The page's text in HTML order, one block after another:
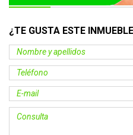
¿TE GUSTA ESTE